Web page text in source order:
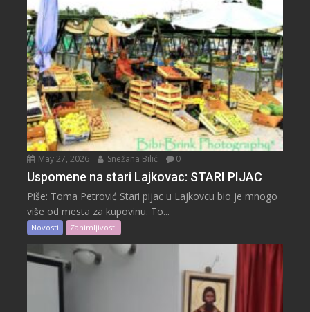
May 27, 2026 Snežana Bilić 0
Uspomene na stari Lajkovac: STARI PIJAC
Piše: Toma Petrović Stari pijac u Lajkovcu bio je mnogo
više od mesta za kupovinu. To...
Novosti Zanimljivosti